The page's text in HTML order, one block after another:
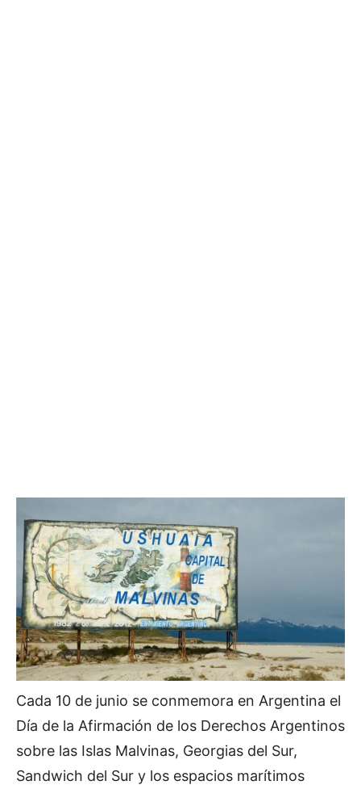
Cada 10 de junio se conmemora en Argentina el
Día de la Afirmación de los Derechos Argentinos
sobre las Islas Malvinas, Georgias del Sur,
Sandwich del Sur y los espacios marítimos